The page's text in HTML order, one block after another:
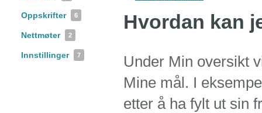
Oppskrifter 6
Nettmøter 2
Innstillinger 7
Hvordan kan
Under Min oversikt
Mine mål. I
etter å ha fylt ut sin